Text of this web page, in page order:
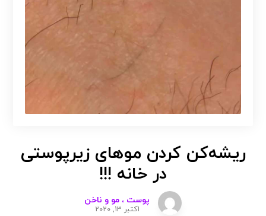
ریشه‌کن کردن موهای زیرپوستی
در خانه !!!
پوست ، مو و ناخن
اکتبر 13, 2020